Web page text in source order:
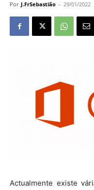
Por J.FrSebastião - 29/01/2022
Actualmente existe